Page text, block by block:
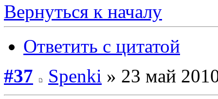
Вернуться к началу
Ответить с цитатой
#37
Spenki » 23 май